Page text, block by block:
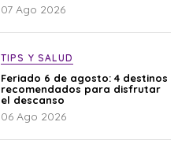
07 Ago 2026
TIPS Y SALUD
Feriado 6 de agosto: 4 destinos
recomendados para disfrutar
el descanso
06 Ago 2026